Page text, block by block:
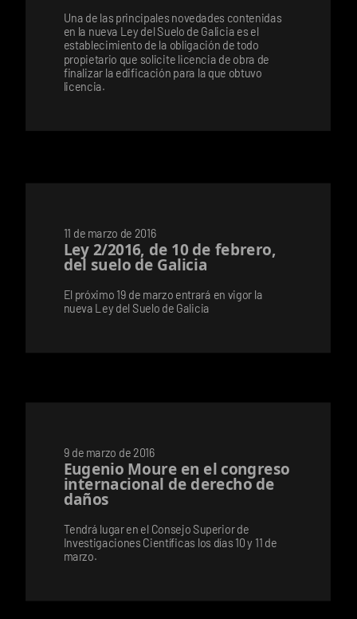
Una de las principales novedades contenidas
en la nueva Ley del Suelo de Galicia es el
establecimiento de la obligación de todo
propietario que solicite licencia de obra de
finalizar la edificación para la que obtuvo
licencia.
11 de marzo de 2016
Ley 2/2016, de 10 de febrero,
del suelo de Galicia
El próximo 19 de marzo entrará en vigor la
nueva Ley del Suelo de Galicia
9 de marzo de 2016
Eugenio Moure en el congreso
internacional de derecho de
daños
Tendrá lugar en el Consejo Superior de
Investigaciones Científicas los días 10 y 11 de
marzo.